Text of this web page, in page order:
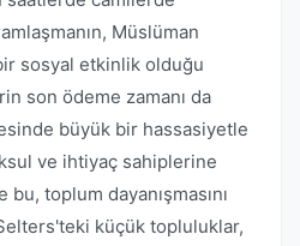
Müslüman
sosyal etkinlik olduğu
son ödeme zamanı da
büyük bir hassasiyetle
ve ihtiyaç sahiplerine
bu, toplum dayanışmasını
küçük topluluklar,